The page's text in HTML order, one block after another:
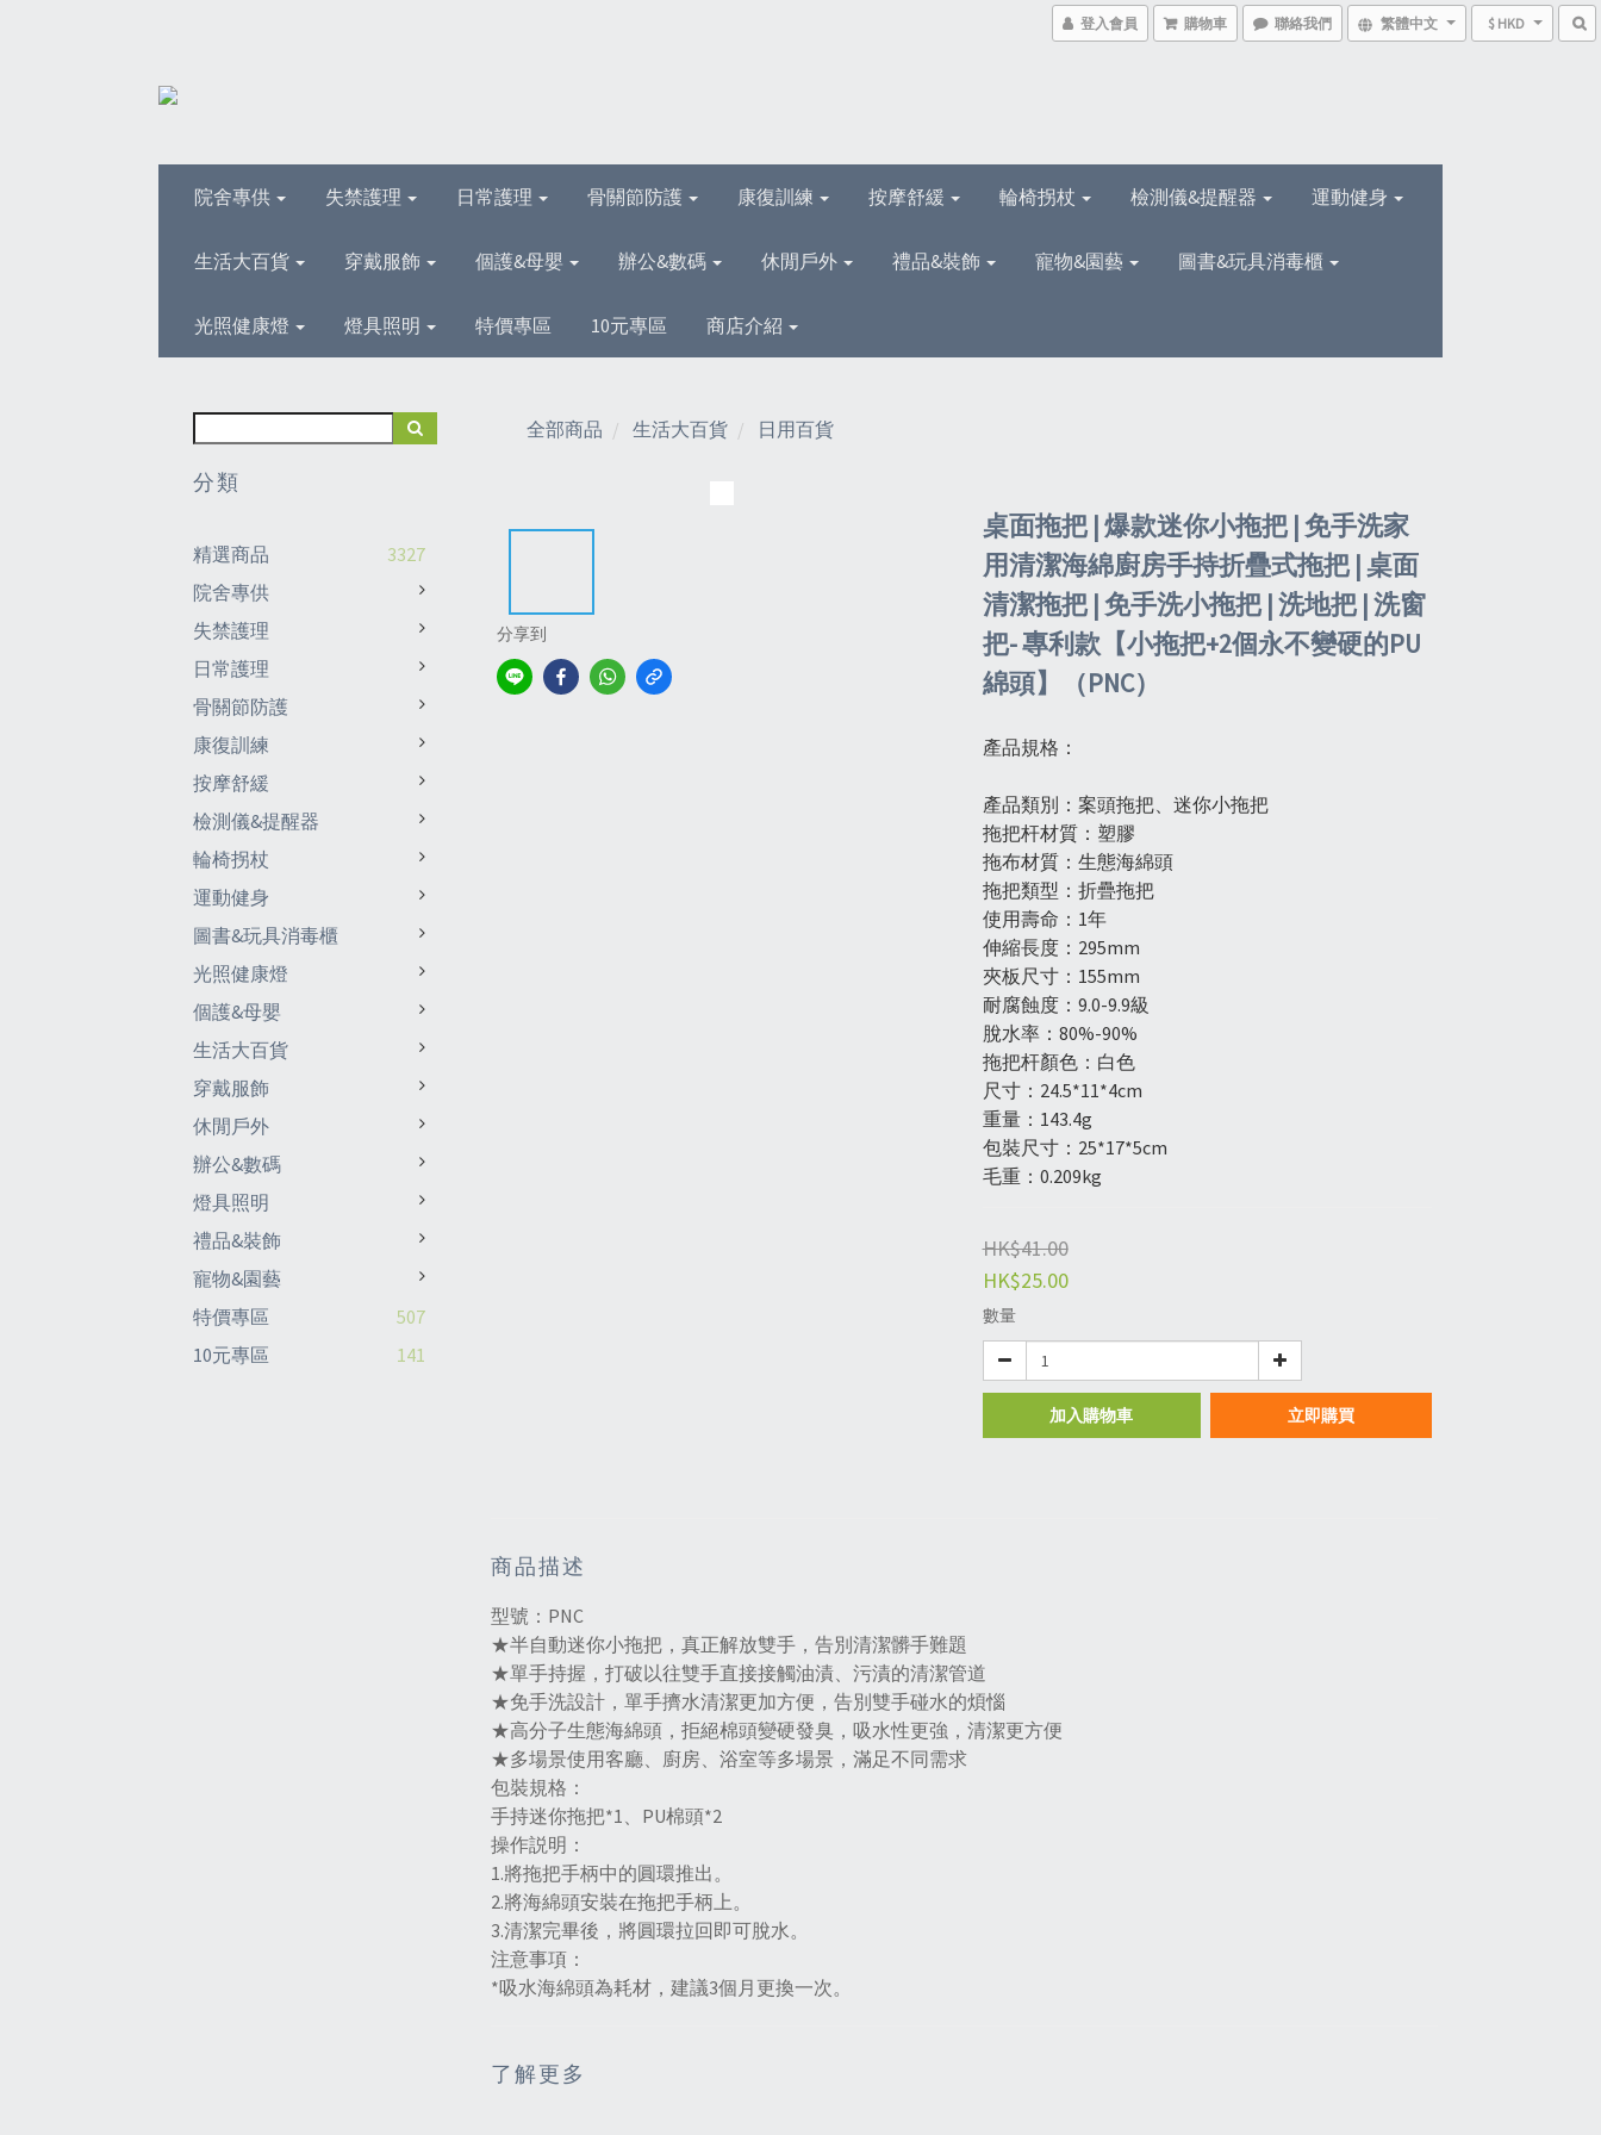
登入會員 購物車 聯絡我們 繁體中文 $ HKD
院舍專供 失禁護理 日常護理 骨關節防護 康復訓練 按摩舒緩 輪椅拐杖 檢測儀&提醒器 運動健身
生活大百貨 穿戴服飾 個護&母嬰 辦公&數碼 休閒戶外 禮品&裝飾 寵物&園藝 圖書&玩具消毒櫃
光照健康燈 燈具照明 特價專區 10元專區 商店介紹
分類
精選商品
3327
院舍專供
失禁護理
日常護理
骨關節防護
康復訓練
按摩舒緩
檢測儀&提醒器
輪椅拐杖
運動健身
圖書&玩具消毒櫃
光照健康燈
個護&母嬰
生活大百貨
穿戴服飾
休閒戶外
辦公&數碼
燈具照明
禮品&裝飾
寵物&園藝
特價專區
507
10元專區
141
全部商品 生活大百貨 日用百貨
分享到
桌面拖把 | 爆款迷你小拖把 | 免手洗家
用清潔海綿廚房手持折疊式拖把 | 桌面
清潔拖把 | 免手洗小拖把 | 洗地把 | 洗窗
把- 專利款【小拖把+2個永不變硬的PU
綿頭】（PNC）
產品規格：
產品類別：案頭拖把、迷你小拖把
拖把杆材質：塑膠
拖布材質：生態海綿頭
拖把類型：折疊拖把
使用壽命：1年
伸縮長度：295mm
夾板尺寸：155mm
耐腐蝕度：9.0-9.9級
脫水率：80%-90%
拖把杆顏色：白色
尺寸：24.5*11*4cm
重量：143.4g
包裝尺寸：25*17*5cm
毛重：0.209kg
HK$41.00
HK$25.00
數量
加入購物車 立即購買
商品描述
型號：PNC
★半自動迷你小拖把，真正解放雙手，告別清潔髒手難題
★單手持握，打破以往雙手直接接觸油漬、污漬的清潔管道
★免手洗設計，單手擠水清潔更加方便，告別雙手碰水的煩惱
★高分子生態海綿頭，拒絕棉頭變硬發臭，吸水性更強，清潔更方便
★多場景使用客廳、廚房、浴室等多場景，滿足不同需求
包裝規格：
手持迷你拖把*1、PU棉頭*2
操作説明：
1.將拖把手柄中的圓環推出。
2.將海綿頭安裝在拖把手柄上。
3.清潔完畢後，將圓環拉回即可脫水。
注意事項：
*吸水海綿頭為耗材，建議3個月更換一次。
了解更多